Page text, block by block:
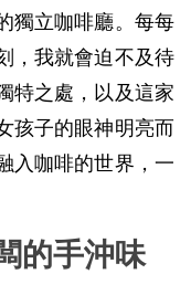
獨立咖啡廳。每每
，我就會迫不及待
特之處，以及這家
孩子的眼神明亮而
入咖啡的世界，一
的手沖味